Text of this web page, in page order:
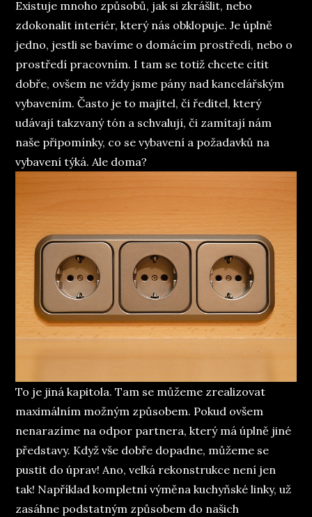
Existuje mnoho způsobů, jak si zkrášlit, nebo
zdokonalit interiér, který nás obklopuje. Je úplně
jedno, jestli se bavíme o domácím prostředí, nebo o
prostředí pracovním. I tam se totiž chcete cítit
dobře, ovšem ne vždy jsme pány nad kancelářským
vybavením. Často je to majitel, či ředitel, který
udávají takzvaný tón a schvalují, či zamítají nám
naše připomínky, co se vybavení a požadavků na
vybavení týká. Ale doma?
To je jiná kapitola. Tam se můžeme zrealizovat
maximálním možným způsobem. Pokud ovšem
nenarazíme na odpor partnera, který má úplně jiné
představy. Když vše dobře dopadne, můžeme se
pustit do úprav! Ano, velká rekonstrukce není jen
tak! Například kompletní výměna kuchyňské linky, už
zasáhne podstatným způsobem do našich